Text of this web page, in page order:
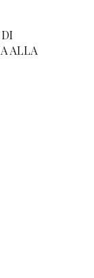
ALLA